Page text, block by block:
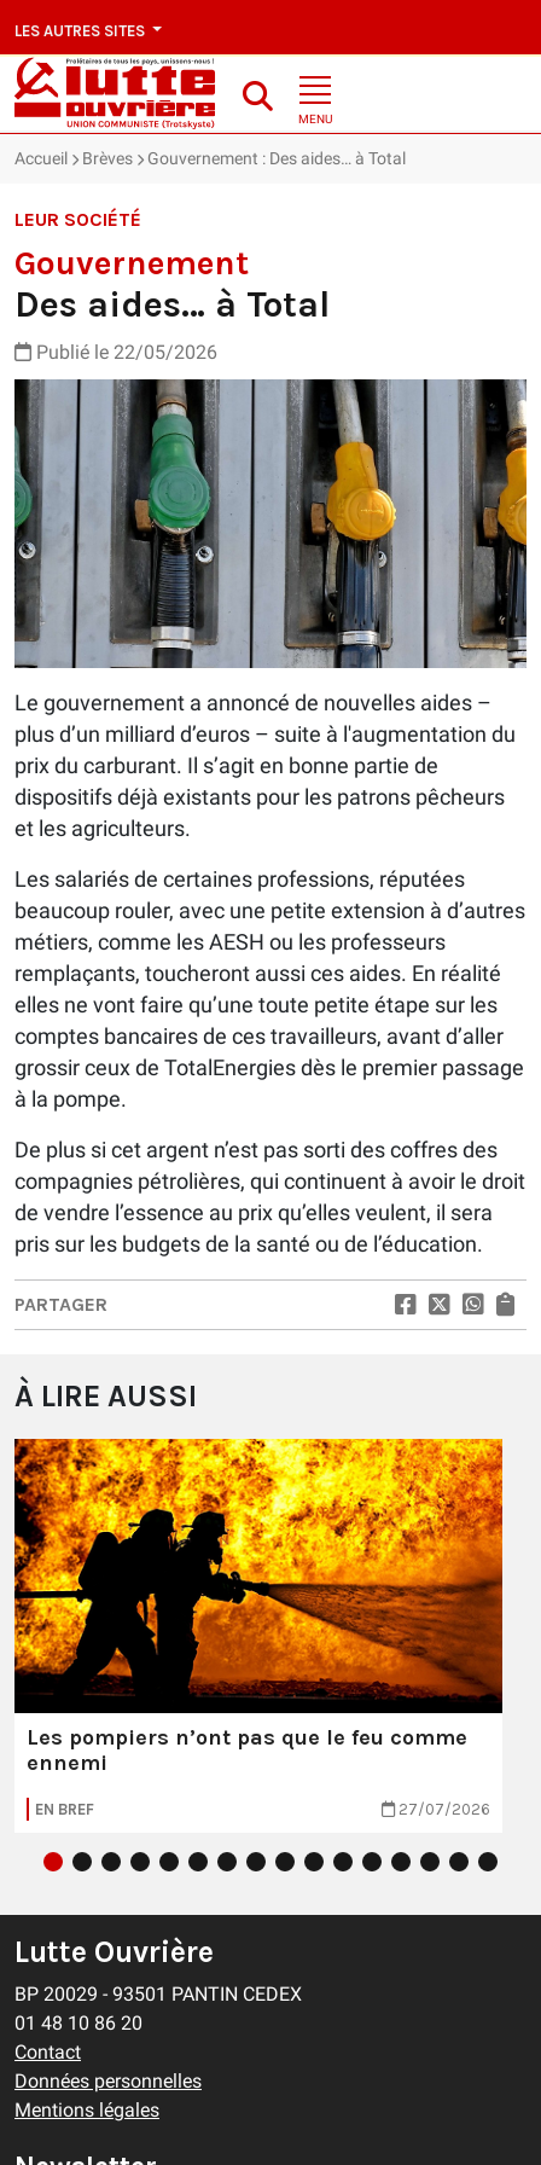
LES AUTRES SITES
MENU
Accueil Brèves Gouvernement : Des aides… à Total
LEUR SOCIÉTÉ
Gouvernement
Des aides… à Total
Publié le 22/05/2026
Le gouvernement a annoncé de nouvelles aides –
plus d’un milliard d’euros – suite à l'augmentation du
prix du carburant. Il s’agit en bonne partie de
dispositifs déjà existants pour les patrons pêcheurs
et les agriculteurs.
Les salariés de certaines professions, réputées
beaucoup rouler, avec une petite extension à d’autres
métiers, comme les AESH ou les professeurs
remplaçants, toucheront aussi ces aides. En réalité
elles ne vont faire qu’une toute petite étape sur les
comptes bancaires de ces travailleurs, avant d’aller
grossir ceux de TotalEnergies dès le premier passage
à la pompe.
​De plus si cet argent n’est pas sorti des coffres des
compagnies pétrolières, qui continuent à avoir le droit
de vendre l’essence au prix qu’elles veulent, il sera
pris sur les budgets de la santé ou de l’éducation.
PARTAGER
À LIRE AUSSI
Les pompiers n’ont pas que le feu comme
ennemi
EN BREF 27/07/2026
Lutte Ouvrière
BP 20029 - 93501 PANTIN CEDEX
01 48 10 86 20
Contact
Données personnelles
Mentions légales